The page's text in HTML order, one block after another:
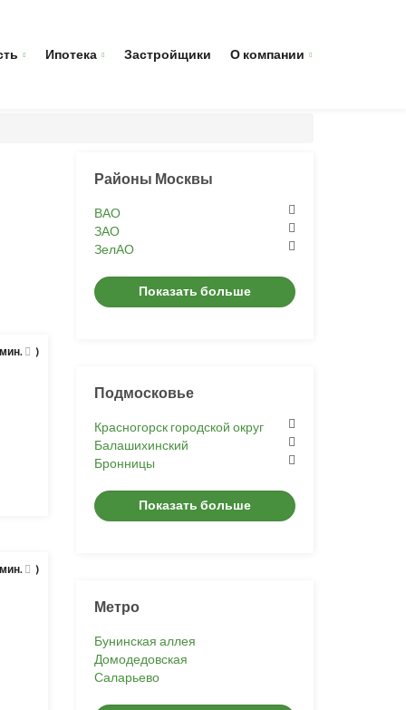
Ипотека Застройщики О компании
)
)
Районы Москвы
ВАО
ЗАО
ЗелАО
Показать больше
Подмосковье
Красногорск городской округ
Балашихинский
Бронницы
Показать больше
Метро
Бунинская аллея
Домодедовская
Саларьево